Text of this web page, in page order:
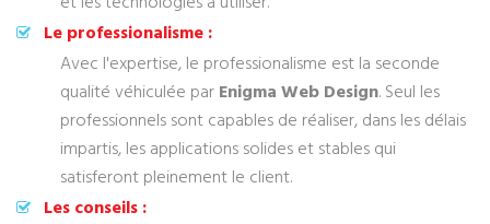
Le professionalisme :
Avec l'expertise, le professionalisme est la seconde
qualité véhiculée parEnigma Web Design. Seul les
professionnels sont capables de réaliser, dans les délais
impartis, les applications solides et stables qui
satisferont pleinement le client.
Les conseils :